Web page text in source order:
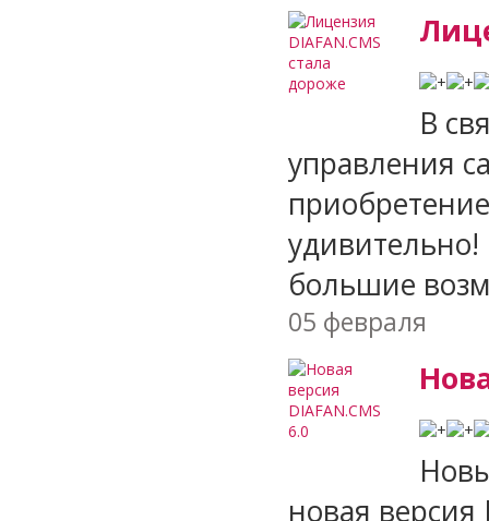
В
управления
большие
05 февраля
новая